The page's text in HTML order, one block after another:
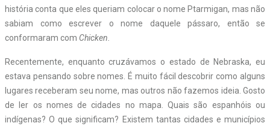
história conta que eles queriam colocar o nome Ptarmigan, mas não
sabiam como escrever o nome daquele pássaro, então se
conformaram com Chicken.
Recentemente, enquanto cruzávamos o estado de Nebraska, eu
estava pensando sobre nomes. É muito fácil descobrir como alguns
lugares receberam seu nome, mas outros não fazemos ideia. Gosto
de ler os nomes de cidades no mapa. Quais são espanhóis ou
indígenas? O que significam? Existem tantas cidades e municípios